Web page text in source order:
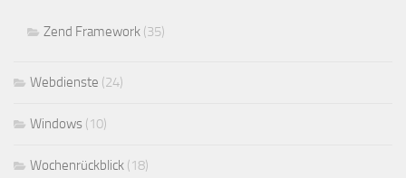
Zend Framework (35)
Webdienste (24)
Windows (10)
Wochenrückblick (18)